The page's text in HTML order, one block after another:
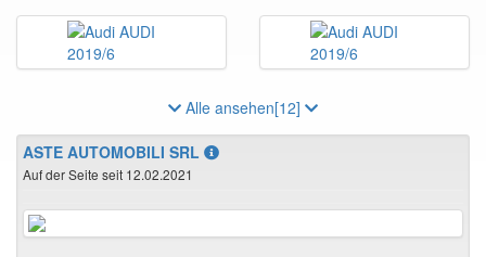
Alle ansehen[12]
ASTE AUTOMOBILI SRL
Auf der Seite seit 12.02.2021